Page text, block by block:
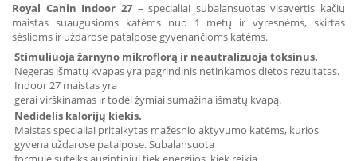
Royal Canin Indoor 27 – specialiai subalansuotas visavertis kačių
maistas suaugusioms katėms nuo 1 metų ir vyresnėms, skirtas
sėslioms ir uždarose patalpose gyvenančioms katėms.
Stimuliuoja žarnyno mikroflorą ir neautralizuoja toksinus.
Negeras išmatų kvapasyra pagrindinis netinkamos dietos rezultatas.
Indoor 27 maistasyra
gerai virškinamas irtodėlžymiaisumažina išmatų kvapą.
Nedidelis kalorijų kiekis.
Maistas specialiai pritaikytas mažesnio aktyvumo katėms, kurios
gyvena uždarose patalpose. Subalansuota